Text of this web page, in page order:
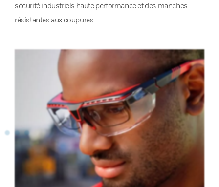
sécurité industriels haute performance et des manches
résistantes aux coupures.